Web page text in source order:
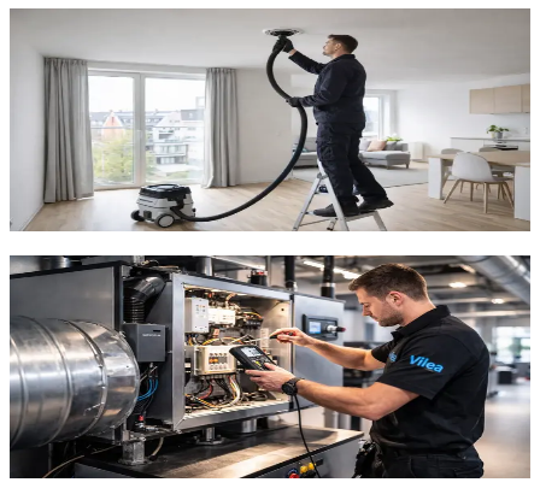
Komplet løsning fra A til Z
Vi håndterer hele processen – fra indledende inspektion
og tilbudgivning til selve rensningen og den afsluttende
rapport. Vi koordinerer med bestyrelsen og sørger for
varsling af beboerne. Alt dokumenteres grundigt med
før- og efter-billeder for hver lejlighed.
Indhent tilbudRing70 60 30 04
Serviceaftaler for boligforeninger
Med en fast serviceaftale sikrer I at ventilationsanlægget
altid er i top. Vi kommer ud på aftalte tidspunkter, typisk
hvert 2.-3. år, og udfører en komplet rensning af hele
systemet. Det giver tryghed for bestyrelsen og sundt
indeklima for beboerne.
Indhent tilbudRing70 60 30 04